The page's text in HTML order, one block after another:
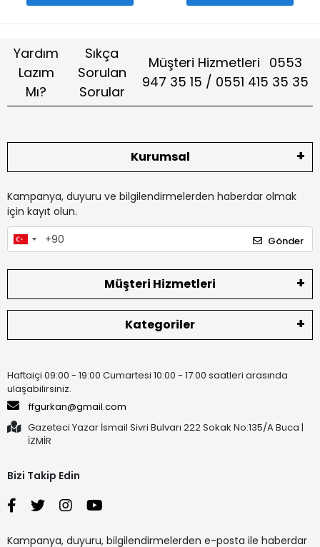
Yardım
Lazım
Mı?
Sıkça
Sorulan
Sorular
Müşteri Hizmetleri 0553
947 35 15 / 0551 415 35 35
Kurumsal
Kampanya, duyuru ve bilgilendirmelerden haberdar olmak
için kayıt olun.
Gönder
Müşteri Hizmetleri
Kategoriler
Haftaiçi 09:00 - 19:00 Cumartesi 10:00 - 17:00 saatleri arasında
ulaşabilirsiniz.
ffgurkan@gmail.com
Gazeteci Yazar İsmail Sivri Bulvarı 222 Sokak No:135/A Buca |
İZMİR
Bizi Takip Edin
Kampanya, duyuru, bilgilendirmelerden e-posta ile haberdar